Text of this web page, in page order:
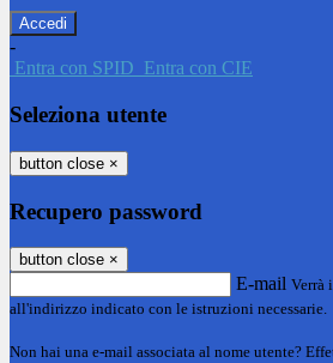
-
Entra con SPID Entra con CIE
Seleziona utente
button close ×
Recupero password
button close ×
E-mail Verrà
all'indirizzo indicato con le istruzioni necessarie.
Non hai una e-mail associata al nome utente?